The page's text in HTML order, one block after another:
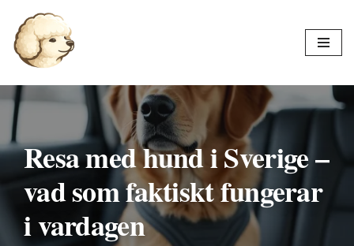
Hoppa
till
Resa med hund i Sverige –
vad som faktiskt fungerar
i vardagen